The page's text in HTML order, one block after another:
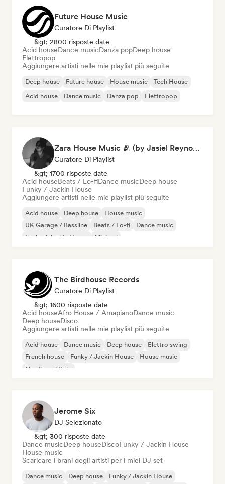
Future House Music
Curatore Di Playlist
&gt; 2800 risposte date
Acid houseDance musicDanza popDeep house
Elettropop
Aggiungere artisti nelle mie playlist più seguite
Deep house Future house House music
Tech House
Acid house
Dance music Danza pop Elettropop
Zara House Music 🫂 (by Jasiel Reynoso)
Curatore Di Playlist
&gt; 1700 risposte date
Acid houseBeats / Lo-fiDance musicDeep house
Funky / Jackin House
Aggiungere artisti nelle mie playlist più seguite
Acid house Deep house
House music
UK Garage / Bassline
Beats / Lo-fi
Dance music
Funky / Jackin House
Minimal
The Birdhouse Records
Curatore Di Playlist
&gt; 1600 risposte date
Acid houseAfro House / AmapianoDance music
Deep houseDisco
Aggiungere artisti nelle mie playlist più seguite
Acid house Dance music Deep house
Elettro swing
French house
Funky / Jackin House
House music
Nu-disco / Italo
Jerome Six
DJ Selezionato
&gt; 300 risposte date
Dance musicDeep houseDiscoFunky / Jackin House
House music
Scaricare i brani degli artisti per i miei DJ set
Dance music Deep house Funky / Jackin House